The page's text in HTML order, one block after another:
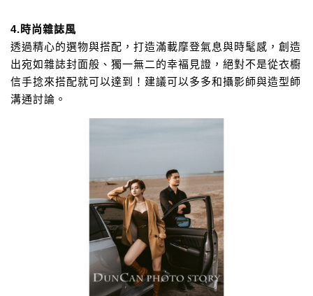
4.時尚雜誌風
透過精心的選物與搭配，打造滿載摩登氣息與時髦感， 創造
出宛如雜誌封面般、獨一無二的幸褔見證， 絕對不是從衣櫥
信手捻來搭配就可以達到！ 建議可以多多和攝影師與造型師
溝通討論。